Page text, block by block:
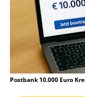
Postbank 10.000 Euro